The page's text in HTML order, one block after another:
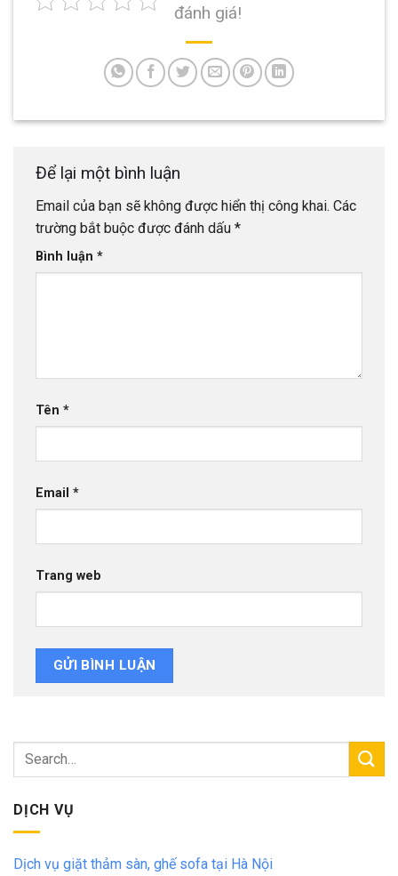
đánh giá!
Để lại một bình luận
Email của bạn sẽ không được hiển thị công khai. Các
trường bắt buộc được đánh dấu *
Bình luận *
Tên *
Email *
Trang web
DỊCH VỤ
Dịch vụ giặt thảm sàn, ghế sofa tại Hà Nội